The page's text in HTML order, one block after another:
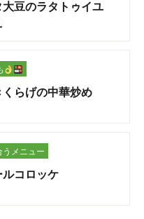
豆のラタトゥイユ
らげの中華炒め
うメニュー
ルコロッケ